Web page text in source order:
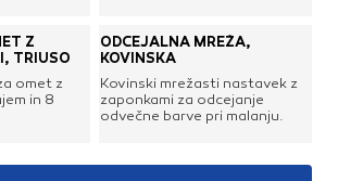
nastavek
Za
tako
v
omejevalnikom zagotavlja
popolno izravnanost in
glajenju površine, ter zmanjša
čas obdelave in brušenja.
Z
TRIUSO
omet z
in 8
ODCEJALNA MREŽA,
KOVINSKA
Kovinski mrežasti nastavek z
zaponkami za odcejanje
odvečne barve pri malanju.